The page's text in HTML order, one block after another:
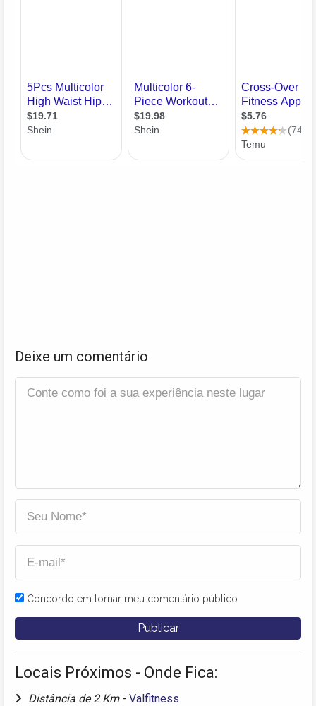
Deixe um comentário
Concordo em tornar meu comentário público
Locais Próximos - Onde Fica:
Distância de 2 Km - Valfitness